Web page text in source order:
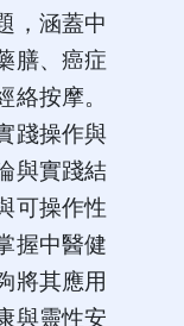
，涵蓋中
膳、癌症
絡按摩。
踐操作與
與實踐結
可操作性
握中醫健
將其應用
與靈性安